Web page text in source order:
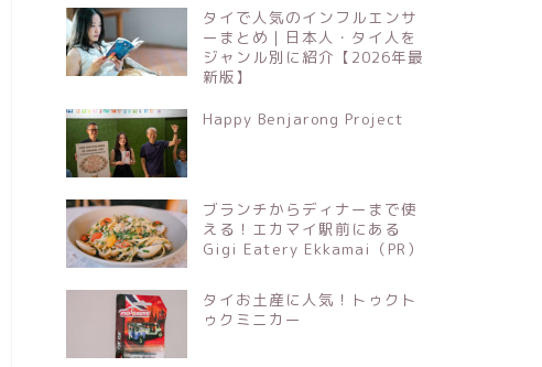
タイで人気のインフルエンサ
ーまとめ｜日本人・タイ人を
ジャンル別に紹介【2026年最
新版】
Happy Benjarong Project
ブランチからディナーまで使
える！エカマイ駅前にある
Gigi Eatery Ekkamai（PR）
タイお土産に人気！トゥクト
ゥクミニカー